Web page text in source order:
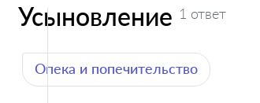
Усыновление 1 ответ
Опека и попечительство